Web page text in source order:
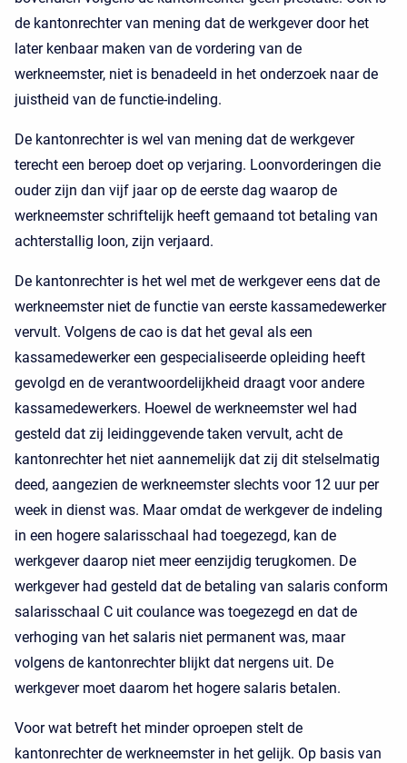
de kantonrechter van mening dat de werkgever door het
later kenbaar maken van de vordering van de
werkneemster, niet is benadeeld in het onderzoek naar de
juistheid van de functie-indeling.
De kantonrechter is wel van mening dat de werkgever
terecht een beroep doet op verjaring. Loonvorderingen die
ouder zijn dan vijf jaar op de eerste dag waarop de
werkneemster schriftelijk heeft gemaand tot betaling van
achterstallig loon, zijn verjaard.
De kantonrechter is het wel met de werkgever eens dat de
werkneemster niet de functie van eerste kassamedewerker
vervult. Volgens de cao is dat het geval als een
kassamedewerker een gespecialiseerde opleiding heeft
gevolgd en de verantwoordelijkheid draagt voor andere
kassamedewerkers. Hoewel de werkneemster wel had
gesteld dat zij leidinggevende taken vervult, acht de
kantonrechter het niet aannemelijk dat zij dit stelselmatig
deed, aangezien de werkneemster slechts voor 12 uur per
week in dienst was. Maar omdat de werkgever de indeling
in een hogere salarisschaal had toegezegd, kan de
werkgever daarop niet meer eenzijdig terugkomen. De
werkgever had gesteld dat de betaling van salaris conform
salarisschaal C uit coulance was toegezegd en dat de
verhoging van het salaris niet permanent was, maar
volgens de kantonrechter blijkt dat nergens uit. De
werkgever moet daarom het hogere salaris betalen.
Voor wat betreft het minder oproepen stelt de
kantonrechter de werkneemster in het gelijk. Op basis van